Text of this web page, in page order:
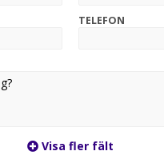
TELEFON
Visa fler fält